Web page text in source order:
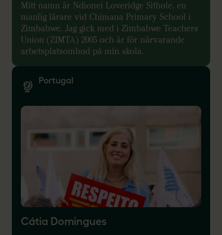
Mitt namn är Ndionei Loveridge Sithole, en
manlig lärare vid Chimana Primary School i
Zimbabwe. Jag gick med i Zimbabwe Teachers
Union (ZIMTA) 2005 och är för närvarande
arbetsplatsombud på min skola.
Portugal
Cátia Domingues